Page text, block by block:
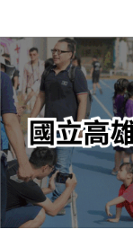
轉
至
主
內
容